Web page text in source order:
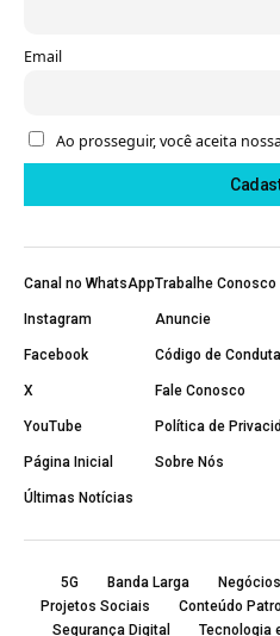
Email
Ao prosseguir, você aceita
Canal no WhatsApp
Instagram
Facebook
X
YouTube
Página Inicial
Últimas Notícias
Trabalhe Conosco
Anuncie
Código de Conduta
Fale Conosco
Política de
Sobre Nós
5G Banda Larga
Projetos Sociais
Conteúdo
Segurança Digital
Tecnologia